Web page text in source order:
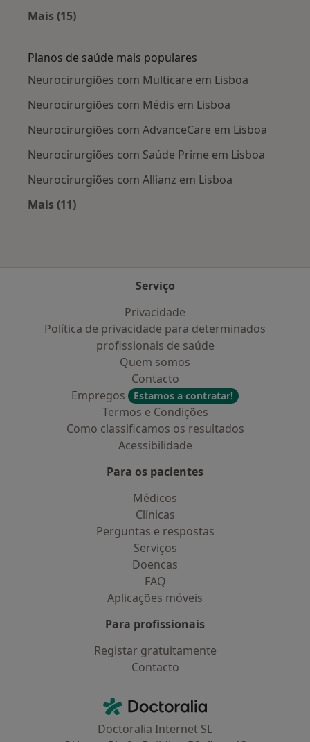
Mais (15)
Planos de saúde mais populares
Neurocirurgiões com Multicare em Lisboa
Neurocirurgiões com Médis em Lisboa
Neurocirurgiões com AdvanceCare em Lisboa
Neurocirurgiões com Saúde Prime em Lisboa
Neurocirurgiões com Allianz em Lisboa
Mais (11)
Serviço
Privacidade
Política de privacidade para determinados
profissionais de saúde
Quem somos
Contacto
Empregos
Estamos a contratar!
Termos e Condições
Como classificamos os resultados
Acessibilidade
Para os pacientes
Médicos
Clínicas
Perguntas e respostas
Serviços
Doencas
FAQ
Aplicações móveis
Para profissionais
Registar gratuitamente
Contacto
Doctoralia - Homepage
Doctoralia Internet SL